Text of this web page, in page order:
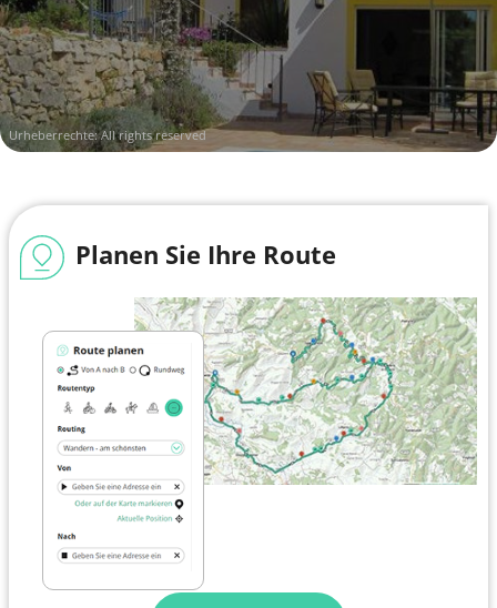
Urheberrechte: All rights reserved
Planen Sie Ihre Route